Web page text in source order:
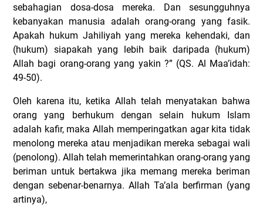
sebahagian dosa-dosa mereka. Dan sesungguhnya
kebanyakan manusia adalah orang-orang yang fasik.
Apakah hukum Jahiliyah yang mereka kehendaki, dan
(hukum) siapakah yang lebih baik daripada (hukum)
Allah bagi orang-orang yang yakin ?” (QS. Al Maa’idah:
49-50).
Oleh karena itu, ketika Allah telah menyatakan bahwa
orang yang berhukum dengan selain hukum Islam
adalah kafir, maka Allah memperingatkan agar kita tidak
menolong mereka atau menjadikan mereka sebagai wali
(penolong). Allah telah memerintahkan orang-orang yang
beriman untuk bertakwa jika memang mereka beriman
dengan sebenar-benarnya. Allah Ta’ala berfirman (yang
artinya),